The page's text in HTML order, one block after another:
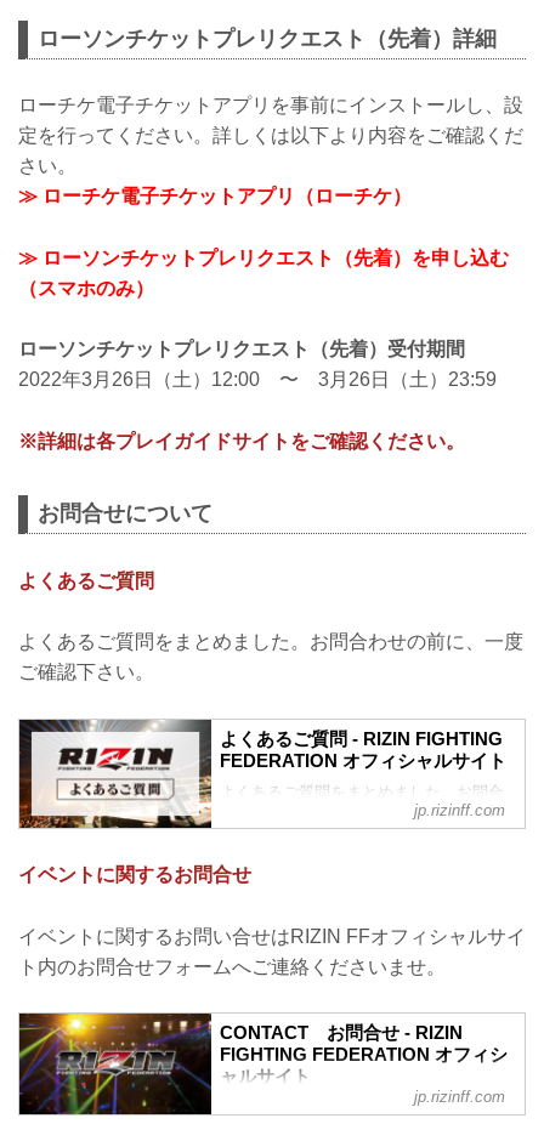
ローソンチケットプレリクエスト（先着）詳細
ローチケ電子チケットアプリを事前にインストールし、設
定を行ってください。詳しくは以下より内容をご確認くだ
さい。
≫ ローチケ電子チケットアプリ（ローチケ）
≫ ローソンチケットプレリクエスト（先着）を申し込む
（スマホのみ）
ローソンチケットプレリクエスト（先着）受付期間
2022年3月26日（土）12:00 〜 3月26日（土）23:59
※詳細は各プレイガイドサイトをご確認ください。
お問合せについて
よくあるご質問
よくあるご質問をまとめました。お問合わせの前に、一度
ご確認下さい。
よくあるご質問 - RIZIN FIGHTING
FEDERATION オフィシャルサイト
よくあるご質問をまとめました。お問合
わせの前に、一度ご確認下さい。
LANDMARK vol.1に関してのお問い合わ
せ
presents RIZIN LANDMARK vol.1におい
て、ウェブサイトへのアクセス集中によ
り、開演開始が1時間遅れたこと、お客
けいたしましたこと、深くお詫び申し上
げます。
この件に関しての【U-NEXT RIZIN
jp.rizinff.com
イベントに関するお問合せ
イベントに関するお問い合せはRIZIN FFオフィシャルサイ
ト内のお問合せフォームへご連絡くださいませ。
CONTACT お問合せ - RIZIN
FIGHTING FEDERATION オフィシ
ャルサイト
RIZIN FIGHTING FEDERATION オフィシ
jp.rizinff.com